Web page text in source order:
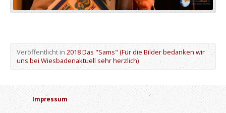
Veröffentlicht in2018 Das "Sams" (Für die Bilder bedanken wir
uns bei Wiesbadenaktuell sehr herzlich)
Impressum